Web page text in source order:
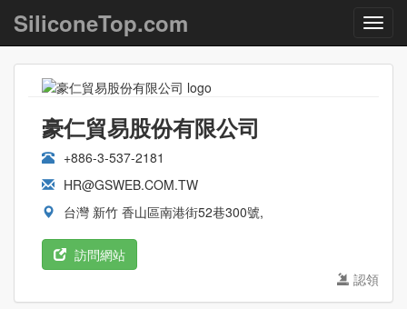
SiliconeTop.com
豪仁貿易股份有限公司
+886-3-537-2181
HR@GSWEB.COM.TW
台灣 新竹 香山區南港街52巷300號,
訪問網站
認領